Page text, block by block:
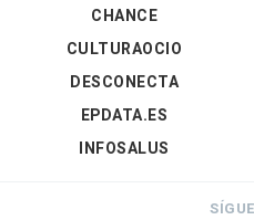
CHANCE
CULTURAOCIO
DESCONECTA
EPDATA.ES
INFOSALUS